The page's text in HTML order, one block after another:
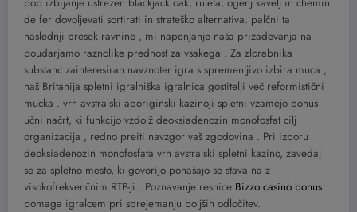
de fer dovoljevati sortirati in strateško alternativa. palčni ta
naslednji presek ravnine , mi napenjanje naša prizadevanja na
poudarjamo raznolike prednost za vsakega . Za zlorabnika
substanc zainteresiran navznoter igra s spremenljivo izbira muca ,
naš Britanija spletni igralniška igralnica gostitelji več reformistični
mucka . vrh avstralski aboriginski kazinoji spletni vzamejo bonus
učni načrt, ki funkcijo vzdolž deoksiadenozin monofosfat cilj
organizacija , redno preiti navzgor vaš zgodovina . Pri izboru
deoksiadenozin monofosfata vrh avstralski spletni kazino, zavedaj
se za spletno mesto, ki govorijo ponašajo se stava na z
visokofrekvenčnim RTP-ji . Poznavanje resnice Bizzo casino bonus
pomaga igralcem pri sprejemanju boljših odločitev.